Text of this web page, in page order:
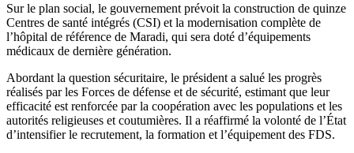
Sur le plan social, le gouvernement prévoit la construction de quinze
Centres de santé intégrés (CSI) et la modernisation complète de
l’hôpital de référence de Maradi, qui sera doté d’équipements
médicaux de dernière génération.
Abordant la question sécuritaire, le président a salué les progrès
réalisés par les Forces de défense et de sécurité, estimant que leur
efficacité est renforcée par la coopération avec les populations et les
autorités religieuses et coutumières. Il a réaffirmé la volonté de l’État
d’intensifier le recrutement, la formation et l’équipement des FDS.